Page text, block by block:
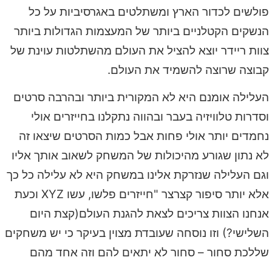
פולשים לכדור הארץ ומשתלטים באגרסיביות על כל
הנשקים הקטלניים ביותר של המעצמות הגדולות ביותר
צוות ריידר יוצא להציל את העולם מהשתלטות עוינת של
קבוצה שרוצה להשמיד את העולם.
העלילה אומנם היא לא המקורית ביותר ובהרבה סרטים
וסדרות טלוויזיה בעבר ובהווה נתקלנו בחייזרים אולי
נחמדים יותר אולי פחות אבל כמות הסרטים שיצאו זה
לא נתון שגורע מהיכולות של המשחק לשאוב אותך אליו
וגם העלילה שנזרקת אלינו במשחק היא לא עלילה כל כך
אלא יותר סיפור קצרצר "חייזרים פלשו, עשו XYZ וכעת
אנחנו הצוות צריכים לצאת להגנת העולם(קצת היום
השלישי?) וזו נוסחה שעובדת מצוין בעיקר כי יש משחקים
שללכת סחור – סחור לא יתאים להם וזה אחד מהם